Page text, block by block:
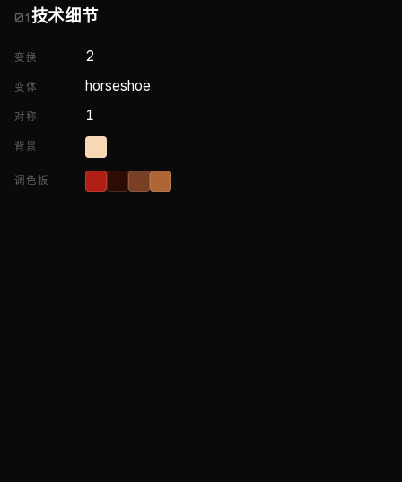
01技术细节
变换 2
变体 horseshoe
对称 1
背景
调色板